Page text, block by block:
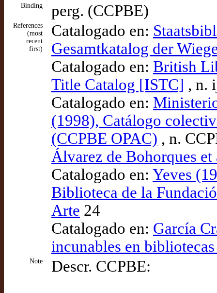
Binding perg. (CCPBE)
References
(most
recent
first)
Catalogado en:
Gesamtkatalog der
Catalogado en: British
Title Catalog [ISTC] , n.
Catalogado en:
(1998), Catálogo
(CCPBE OPAC) , n.
Álvarez de Bohorques
Catalogado en: Yeves
Biblioteca de la
Arte 24
Catalogado en: García
incunables en
Note Descr. CCPBE: